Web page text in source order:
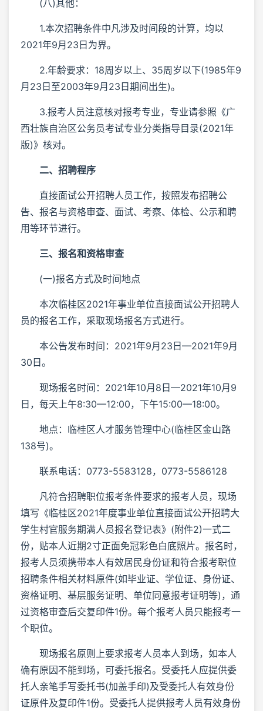
(八)其他：
1.本次招聘条件中凡涉及时间段的计算，均以
2021年9月23日为界。
2.年龄要求：18周岁以上、35周岁以下(1985年9
月23日至2003年9月23日期间出生)。
3.报考人员注意核对报考专业，专业请参照《广
西壮族自治区公务员考试专业分类指导目录(2021年
版)》核对。
二、招聘程序
直接面试公开招聘人员工作，按照发布招聘公
告、报名与资格审查、面试、考察、体检、公示和聘
用等环节进行。
三、报名和资格审查
(一)报名方式及时间地点
本次临桂区2021年事业单位直接面试公开招聘人
员的报名工作，采取现场报名方式进行。
本公告发布时间：2021年9月23日—2021年9月
30日。
现场报名时间：2021年10月8日—2021年10月9
日，每天上午8:30—12:00，下午15:00—18:00。
地点：临桂区人才服务管理中心(临桂区金山路
138号)。
联系电话：0773-5583128，0773-5586128
凡符合招聘职位报考条件要求的报考人员，现场
填写《临桂区2021年度事业单位直接面试公开招聘大
学生村官服务期满人员报名登记表》(附件2)一式二
份，贴本人近期2寸正面免冠彩色白底照片。报名时，
报考人员须携带本人有效居民身份证和符合报考职位
招聘条件相关材料原件(如毕业证、学位证、身份证、
资格证明、基层服务证明、单位同意报考证明等)，通
过资格审查后交复印件1份。每个报考人员只能报考一
个职位。
现场报名原则上要求报考人员本人到场，如本人
确有原因不能到场，可委托报名。受委托人应提供委
托人亲笔手写委托书(加盖手印)及受委托人有效身份
证原件及复印件1份。受委托人提供报考人员有效身份